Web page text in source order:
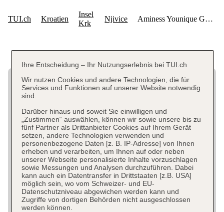
Ihre Entscheidung – Ihr Nutzungserlebnis bei TUI.ch
Wir nutzen Cookies und andere Technologien, die für
Services und Funktionen auf unserer Website notwendig
sind.
Darüber hinaus und soweit Sie einwilligen und
„Zustimmen“ auswählen, können wir sowie unsere bis zu
fünf Partner als Drittanbieter Cookies auf Ihrem Gerät
setzen, andere Technologien verwenden und
personenbezogene Daten [z. B. IP-Adresse] von Ihnen
erheben und verarbeiten, um Ihnen auf oder neben
unserer Webseite personalisierte Inhalte vorzuschlagen
sowie Messungen und Analysen durchzuführen. Dabei
kann auch ein Datentransfer in Drittstaaten [z.B. USA]
möglich sein, wo vom Schweizer- und EU-
Datenschutzniveau abgewichen werden kann und
Zugriffe von dortigen Behörden nicht ausgeschlossen
werden können.